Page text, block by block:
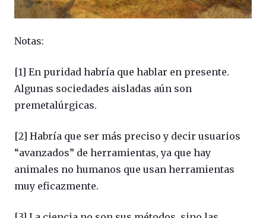
Notas:
[1] En puridad habría que hablar en presente.
Algunas sociedades aisladas aún son
premetalúrgicas.
[2] Habría que ser más preciso y decir usuarios
“avanzados” de herramientas, ya que hay
animales no humanos que usan herramientas
muy eficazmente.